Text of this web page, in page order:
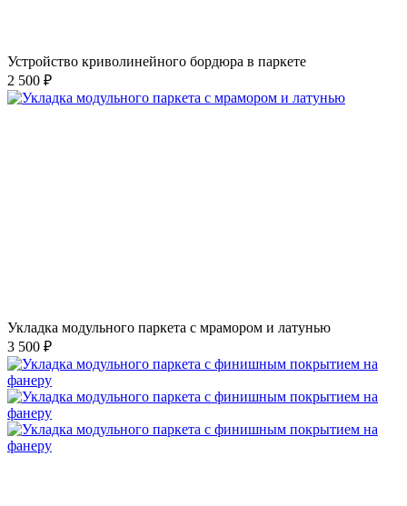
Устройство криволинейного бордюра в паркете
2 500 ₽
Укладка модульного паркета с мрамором и латунью
3 500 ₽